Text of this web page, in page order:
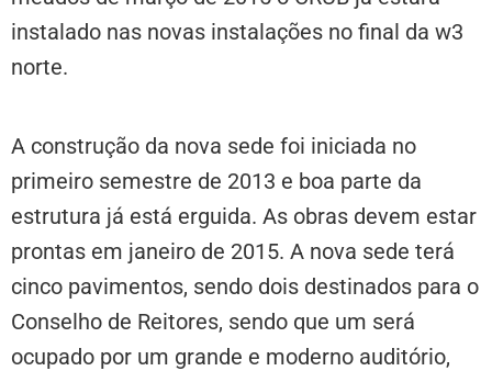
instalado nas novas instalações no final da w3
norte.
A construção da nova sede foi iniciada no
primeiro semestre de 2013 e boa parte da
estrutura já está erguida. As obras devem estar
prontas em janeiro de 2015. A nova sede terá
cinco pavimentos, sendo dois destinados para o
Conselho de Reitores, sendo que um será
ocupado por um grande e moderno auditório,